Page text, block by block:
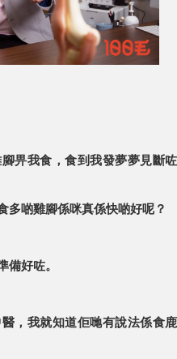
畀我食，食到我發夢夢見斷咗
多啲雞腳係咪真係快啲好呢？
備好咗。
，我就知道佢哋有說法係食鹿